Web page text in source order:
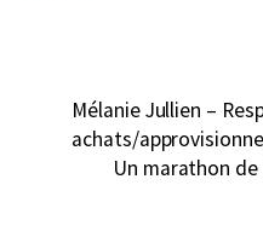
Mélanie Jullien –
achats/
Un marathon